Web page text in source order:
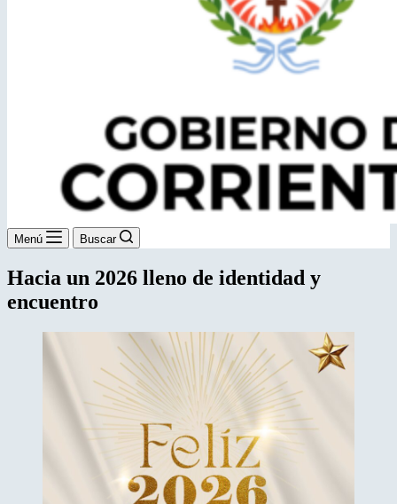
Menú Buscar
Hacia un 2026 lleno de identidad y
encuentro